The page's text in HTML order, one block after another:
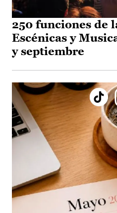
250 funciones de
Escénicas y
y septiembre